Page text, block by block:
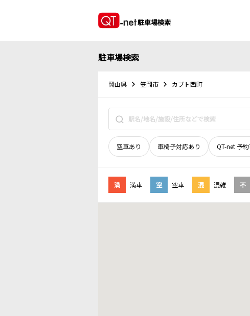
駐車場検索
駐車場検索
岡山県 笠岡市 カブト西町
空車あり 車椅子対応あり QT-net 予
満 満車 空 空車 混 混雑 不